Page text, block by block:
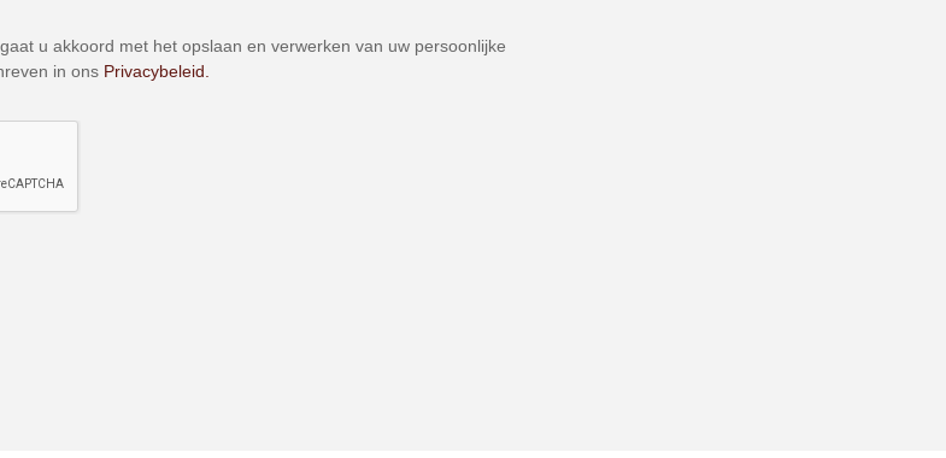
u akkoord met het opslaan en verwerken van uw persoonlijke
in ons Privacybeleid.